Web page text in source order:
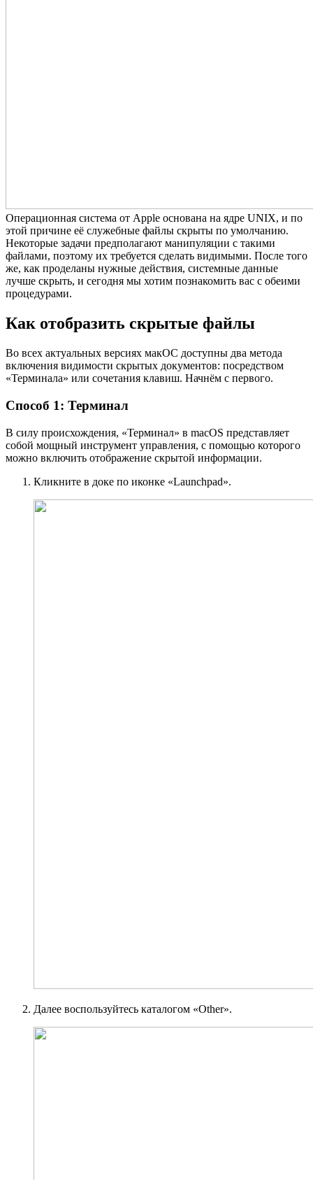
Операционная система от Apple основана на ядре UNIX, и по
этой причине её служебные файлы скрыты по умолчанию.
Некоторые задачи предполагают манипуляции с такими
файлами, поэтому их требуется сделать видимыми. После того
же, как проделаны нужные действия, системные данные
лучше скрыть, и сегодня мы хотим познакомить вас с обеими
процедурами.
Как отобразить скрытые файлы
Во всех актуальных версиях макОС доступны два метода
включения видимости скрытых документов: посредством
«Терминала» или сочетания клавиш. Начнём с первого.
Способ 1: Терминал
В силу происхождения, «Терминал» в macOS представляет
собой мощный инструмент управления, с помощью которого
можно включить отображение скрытой информации.
Кликните в доке по иконке «Launchpad».
Далее воспользуйтесь каталогом «Other».